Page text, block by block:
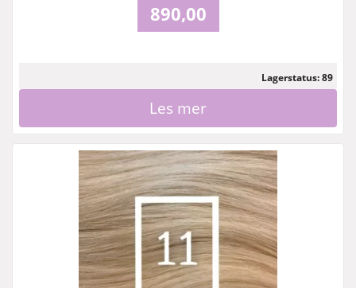
890,00
Lagerstatus: 89
Les mer